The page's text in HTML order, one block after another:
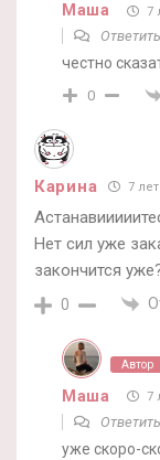
Маша 7
честно
0
Карина 7
Нет сил уже
закончится
0
Автор
Маша 7
уже скоро-